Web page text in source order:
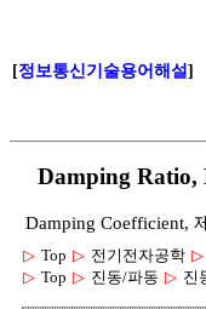
[정보통신기술용어해설]
Damping Ratio,
Damping Coefficient,
▷ Top ▷ 전기전자공학 ▷
▷ Top ▷ 진동/파동 ▷ 진